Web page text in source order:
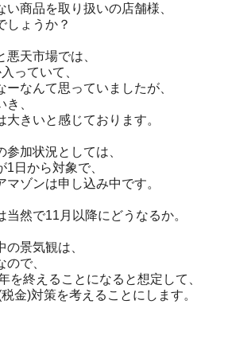
商品を取り扱いの店舗様、
しょうか？
天市場では、
っていて、
なんて思っていましたが、
、
きいと感じております。
加状況としては、
日から対象で、
ゾンは申し込み中です。
然で11月以降にどうなるか。
景気観は、
で、
を終えることになると想定して、
金)対策を考えることにします。